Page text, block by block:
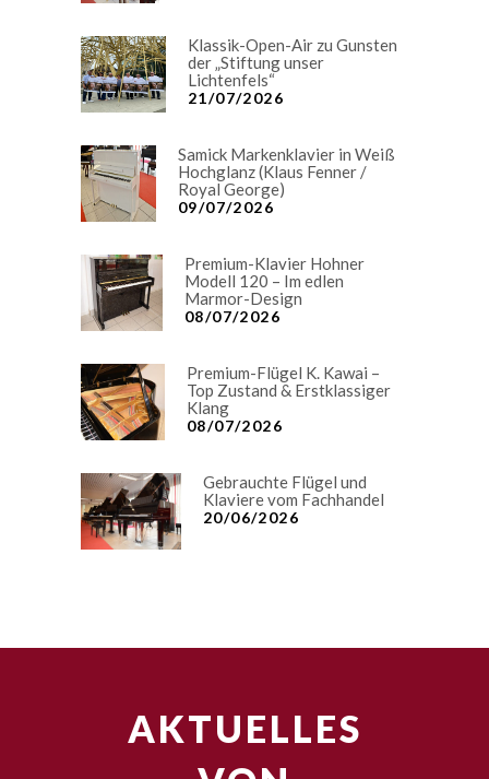
Klassik-Open-Air zu Gunsten
der „Stiftung unser
Lichtenfels“
21/07/2026
Samick Markenklavier in Weiß
Hochglanz (Klaus Fenner /
Royal George)
09/07/2026
Premium-Klavier Hohner
Modell 120 – Im edlen
Marmor-Design
08/07/2026
Premium-Flügel K. Kawai –
Top Zustand & Erstklassiger
Klang
08/07/2026
Gebrauchte Flügel und
Klaviere vom Fachhandel
20/06/2026
AKTUELLES